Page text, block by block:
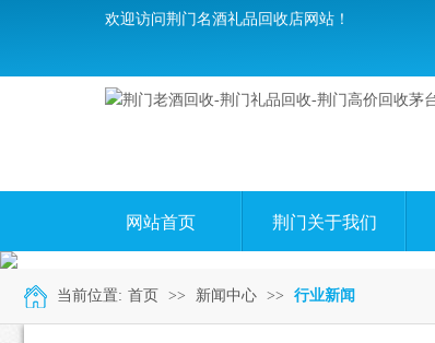
欢迎访问荆门名酒礼品回收店网站！
网站首页 荆门关于我们
当前位置: 首页 >> 新闻中心 >> 行业新闻